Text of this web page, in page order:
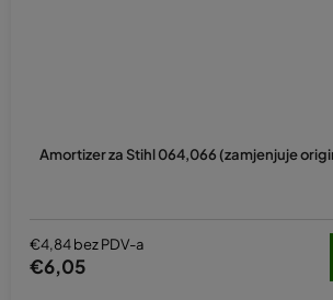
Amortizer za Stihl 064,066 (zamjenjuje
€4,84 bez PDV-a
€6,05